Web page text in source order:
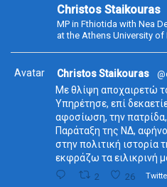
Christos Staikouras
MP in Fthiotida with Nea
at the Athens University
Avatar Christos Staikouras
Με θλίψη αποχαιρετώ
Υπηρέτησε, επί
αφοσίωση, την
Παράταξη της ΝΔ,
στην πολιτική ιστορία
εκφράζω τα ειλικρινή
2 26